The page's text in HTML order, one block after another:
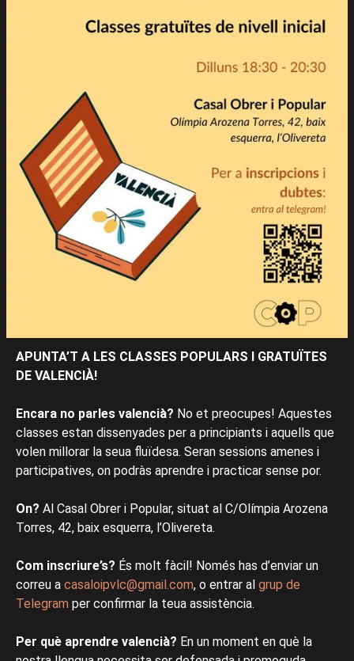
APUNTA’T A LES CLASSES POPULARS I GRATUÏTES
DE VALENCIÀ!
Encara no parles valencià? No et preocupes! Aquestes
classes estan dissenyades per a principiants i aquells que
volen millorar la seua fluïdesa. Seran sessions amenes i
participatives, on podràs aprendre i practicar sense por.
On? Al Casal Obrer i Popular, situat al C/Olímpia Arozena
Torres, 42, baix esquerra, l’Olivereta.
Com inscriure’s? És molt fàcil! Només has d’enviar un
correu a casaloipvlc@gmail.com, o entrar al grup de
Telegram per confirmar la teua assistència.
Per què aprendre valencià? En un moment en què la